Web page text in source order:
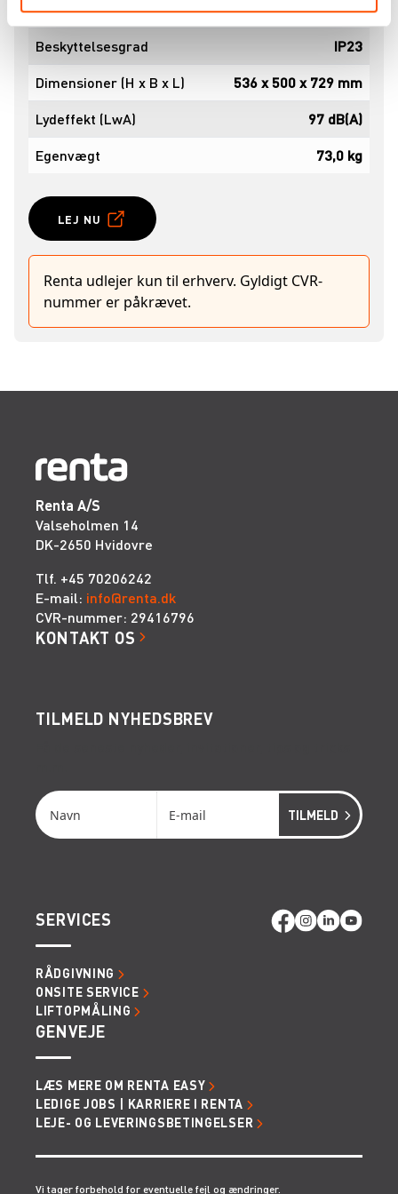
Startsystem
Håndstart
Beskyttelsesgrad
IP23
Dimensioner (H x B x L)
536 x 500 x 729 mm
Lydeffekt (LwA)
97 dB(A)
Egenvægt
73,0 kg
LEJ NU
Renta udlejer kun til erhverv. Gyldigt CVR-
nummer er påkrævet.
Renta A/S
Valseholmen 14
DK-2650 Hvidovre
Tlf. +45 70206242
E-mail: info@renta.dk
CVR-nummer: 29416796
KONTAKT OS
TILMELD NYHEDSBREV
SERVICES
RÅDGIVNING
ONSITE SERVICE
LIFTOPMÅLING
GENVEJE
LÆS MERE OM RENTA EASY
LEDIGE JOBS | KARRIERE I RENTA
LEJE- OG LEVERINGSBETINGELSER
Vi tager forbehold for eventuelle fejl og ændringer.